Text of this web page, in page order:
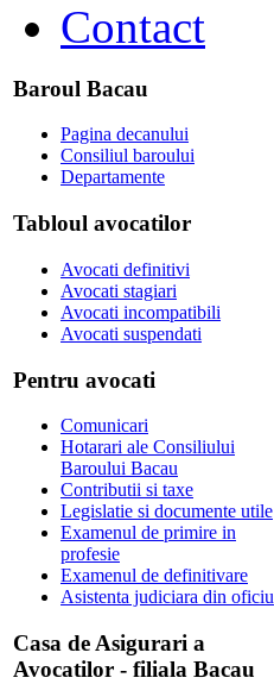
Contact
Baroul Bacau
Pagina decanului
Consiliul baroului
Departamente
Tabloul avocatilor
Avocati definitivi
Avocati stagiari
Avocati incompatibili
Avocati suspendati
Pentru avocati
Comunicari
Hotarari ale Consiliului
Baroului Bacau
Contributii si taxe
Legislatie si documente utile
Examenul de primire in
profesie
Examenul de definitivare
Asistenta judiciara din oficiu
Casa de Asigurari a
Avocatilor - filiala Bacau